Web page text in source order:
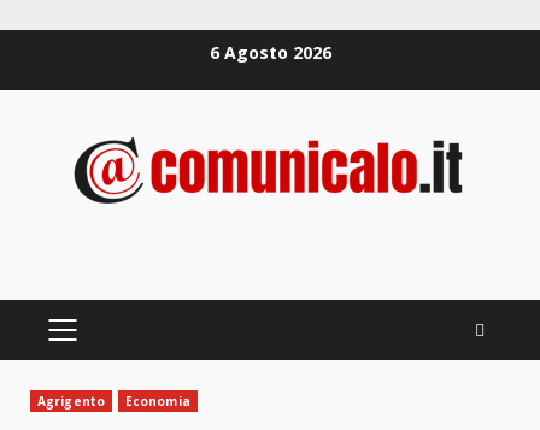
6 Agosto 2026
PRIMÄRES
Agrigento Economia